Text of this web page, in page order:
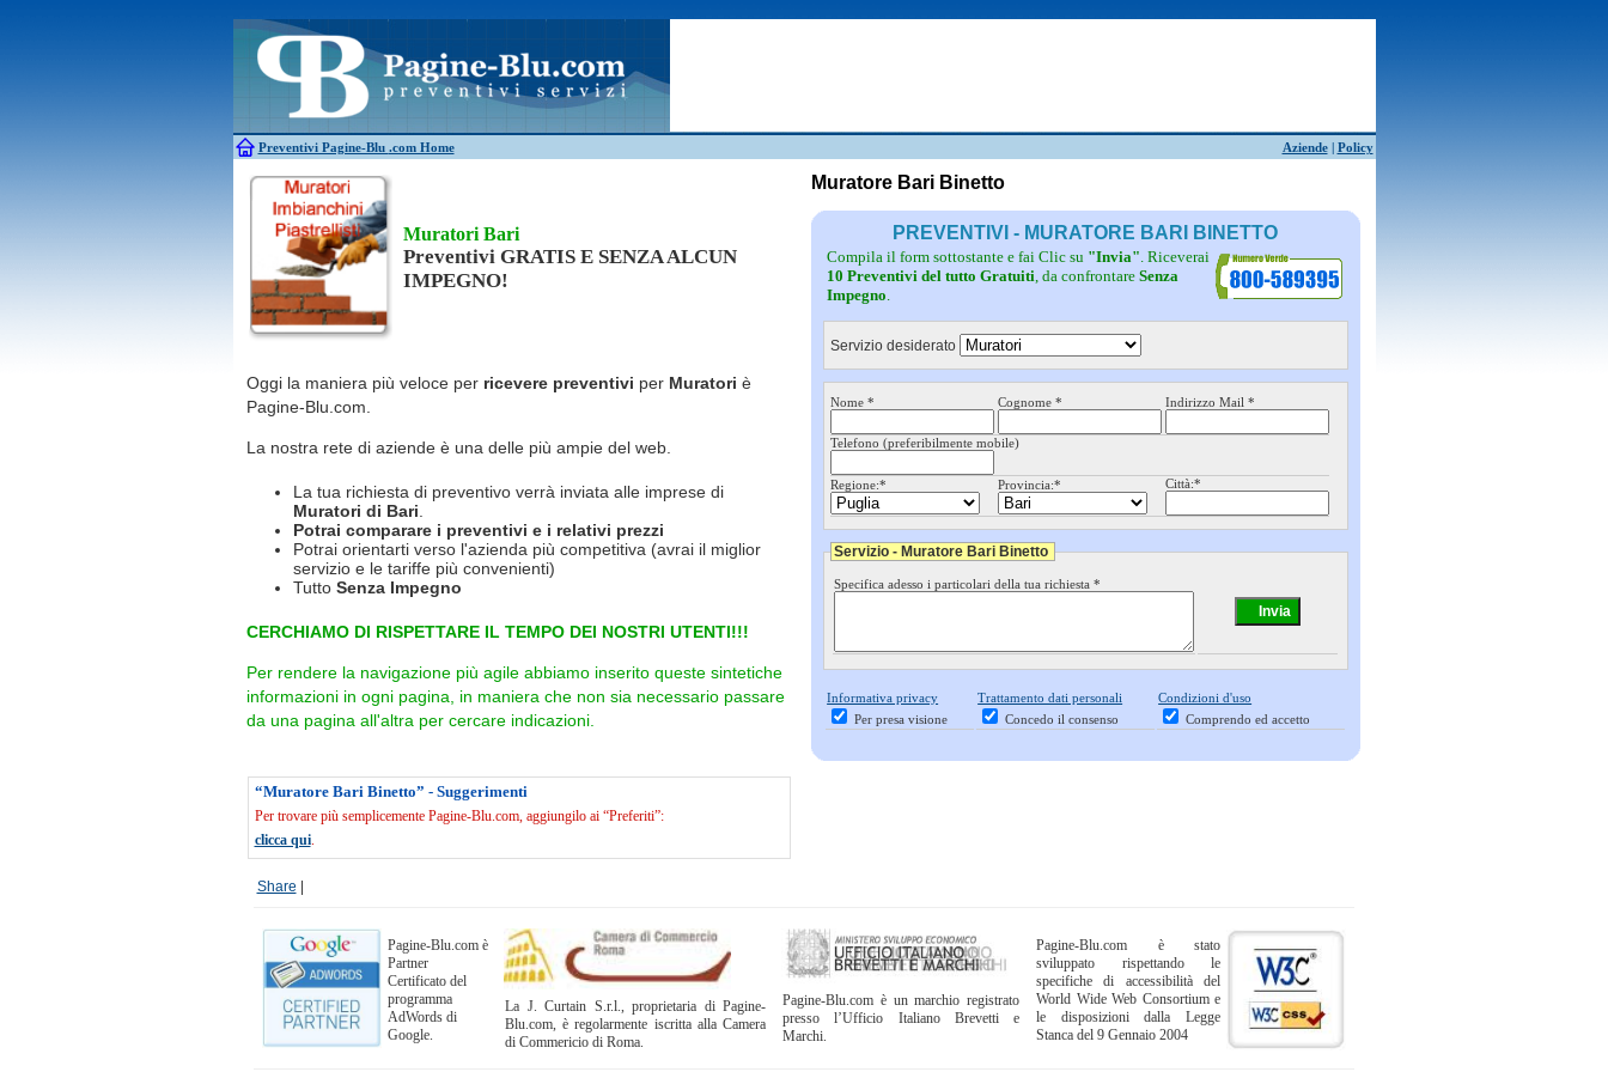
Preventivi Pagine-Blu .com Home Aziende| Policy
Antifurti
Allarme
Bagni chimici
Edilizia Giardinieri
Caldaie
Falegnami Idraulici
Canne fumarie
Parquet
Muratori Bari
Preventivi GRATIS E SENZA ALCUN
IMPEGNO!
Oggi la maniera più veloce per ricevere preventivi per Muratori è
Pagine-Blu.com.
La nostra rete di aziende è una delle più ampie del web.
La tua richiesta di preventivo verrà inviata alle imprese di
Muratori di Bari
Potrai comparare i preventivi e i relativi prezzi
Potrai orientarti verso l'azienda più competitiva (avrai il miglior
servizio e le tariffe più convenienti)
Tutto Senza Impegno
CERCHIAMO DI RISPETTARE IL TEMPO DEI NOSTRI UTENTI!!!
Per rendere la navigazione più agile abbiamo inserito queste sintetiche
informazioni in ogni pagina, in maniera che non sia necessario passare
da una pagina all'altra per cercare indicazioni.
“Muratore Bari Binetto” - Suggerimenti
Per trovare più semplicemente Pagine-Blu.com, aggiungilo ai “Preferiti”:
clicca qui.
Share
Muratore Bari Binetto
PREVENTIVI - MURATORE BARI BINETTO
Compila il form sottostante e fai Clic su "Invia". Riceverai
10 Preventivi del tutto Gratuiti, da confrontareSenza
Impegno.
Servizio desiderato
Nome * Cognome * Indirizzo Mail *
Telefono (preferibilmente mobile)
Regione:* Provincia:* Città:*
Servizio - Muratore Bari Binetto
Specifica adesso i particolari della tua richiesta *
Informativa privacy
Per presa visione
Trattamento dati personali
Concedo il consenso
Condizioni d'uso
Comprendo ed accetto
Pagine-Blu.com è
Partner
Certificato del
programma
AdWords di
Google.
La J. Curtain S.r.l., proprietaria di Pagine-
Blu.com, è regolarmente iscritta alla Camera
di Commericio di Roma.
Pagine-Blu.com è un marchio registrato
presso l’Ufficio Italiano Brevetti e
Marchi.
Pagine-Blu.com è stato
sviluppato rispettando le
specifiche di accessibilità del
World Wide Web Consortium e
le disposizioni dalla Legge
Stanca del 9 Gennaio 2004